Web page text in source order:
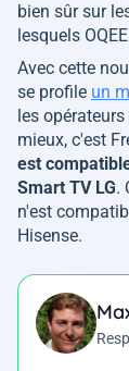
bien sûr sur
lesquels
Avec cette
se profile un
les
mieux, c'est
est
Smart TV LG.
n'est
Hisense.